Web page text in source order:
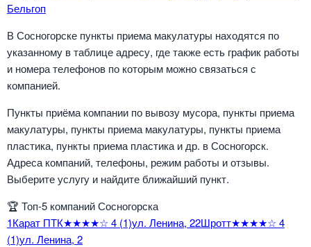
Бельгоп
В Сосногорске пункты приема макулатуры находятся по
указанному в таблице адресу, где также есть график работы
и номера телефонов по которым можно связаться с
компанией.
Пункты приёма компании по вывозу мусора, пункты приема
макулатуры, пункты приема макулатуры, пункты приема
пластика, пункты приема пластика и др. в Сосногорск.
Адреса компаний, телефоны, режим работы и отзывы.
Выберите услугу и найдите ближайший пункт.
🏆 Топ-5 компаний Сосногорска
1Карат ПТК★★★★☆ 4 (1)ул. Ленина, 22Шротт★★★★☆ 4
(1)ул. Ленина, 2